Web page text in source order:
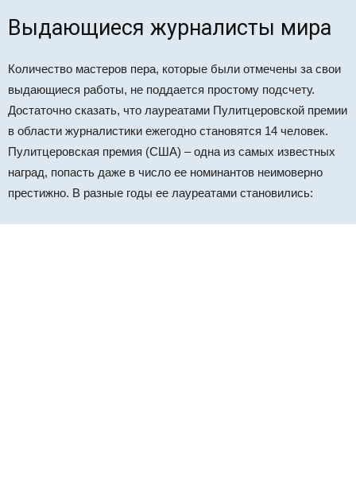
Выдающиеся журналисты мира
Количество мастеров пера, которые были отмечены за свои
выдающиеся работы, не поддается простому подсчету.
Достаточно сказать, что лауреатами Пулитцеровской премии
в области журналистики ежегодно становятся 14 человек.
Пулитцеровская премия (США) – одна из самых известных
наград, попасть даже в число ее номинантов неимоверно
престижно. В разные годы ее лауреатами становились: